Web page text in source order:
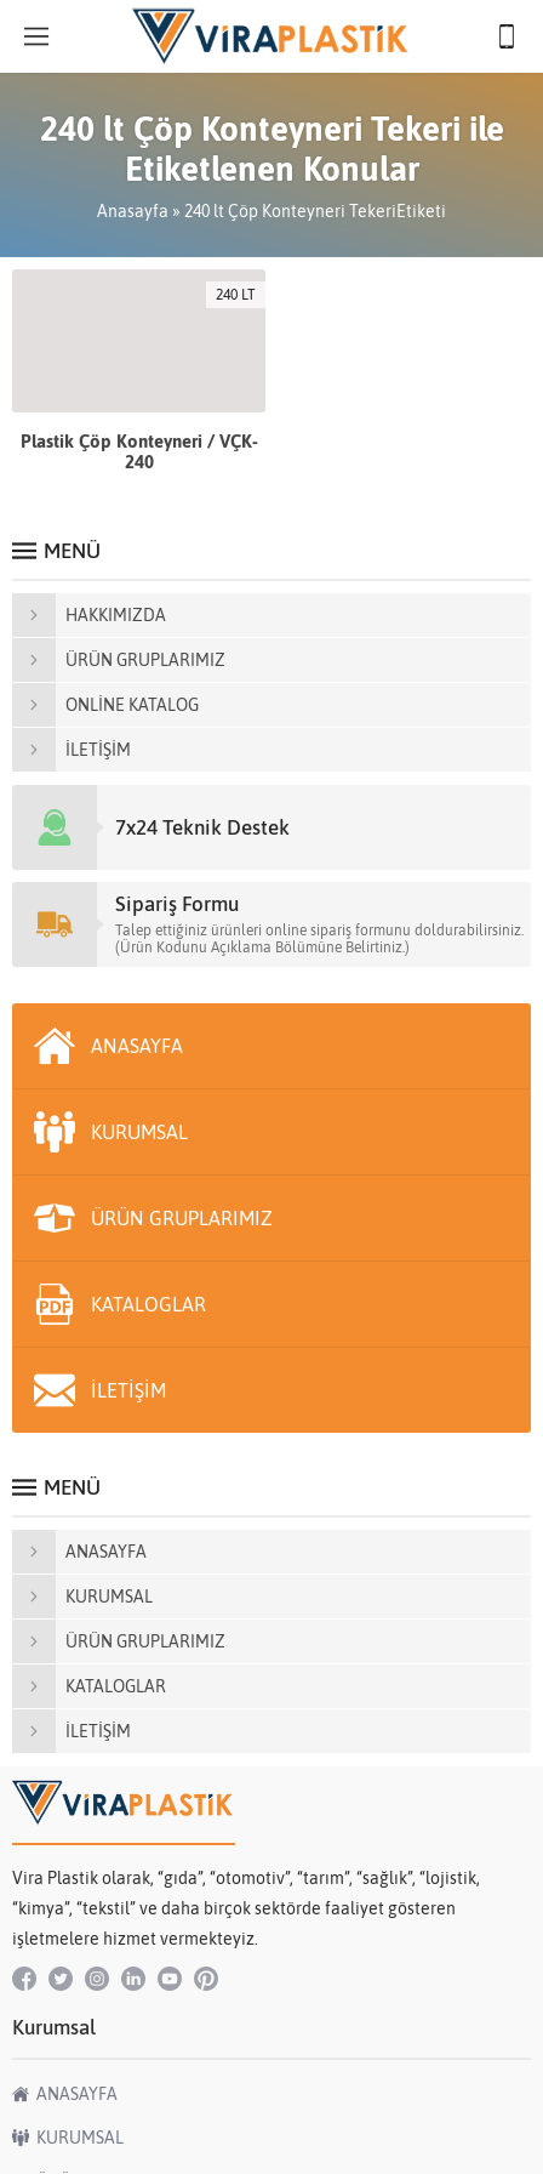
240 lt Çöp Konteyneri Tekeri ile
Etiketlenen Konular
Anasayfa » 240 lt Çöp Konteyneri TekeriEtiketi
240 LT
Plastik Çöp Konteyneri / VÇK-
240
MENÜ
HAKKIMIZDA
ÜRÜN GRUPLARIMIZ
ONLİNE KATALOG
İLETİŞİM
7x24 Teknik Destek
Sipariş Formu
Talep ettiğiniz ürünleri online sipariş formunu doldurabilirsiniz.
(Ürün Kodunu Açıklama Bölümüne Belirtiniz.)
ANASAYFA
KURUMSAL
ÜRÜN GRUPLARIMIZ
KATALOGLAR
İLETİŞİM
MENÜ
ANASAYFA
KURUMSAL
ÜRÜN GRUPLARIMIZ
KATALOGLAR
İLETİŞİM
Vira Plastik olarak, “gıda”, “otomotiv”, “tarım”, “sağlık”, “lojistik,
“kimya”, “tekstil” ve daha birçok sektörde faaliyet gösteren
işletmelere hizmet vermekteyiz.
Kurumsal
ANASAYFA
KURUMSAL